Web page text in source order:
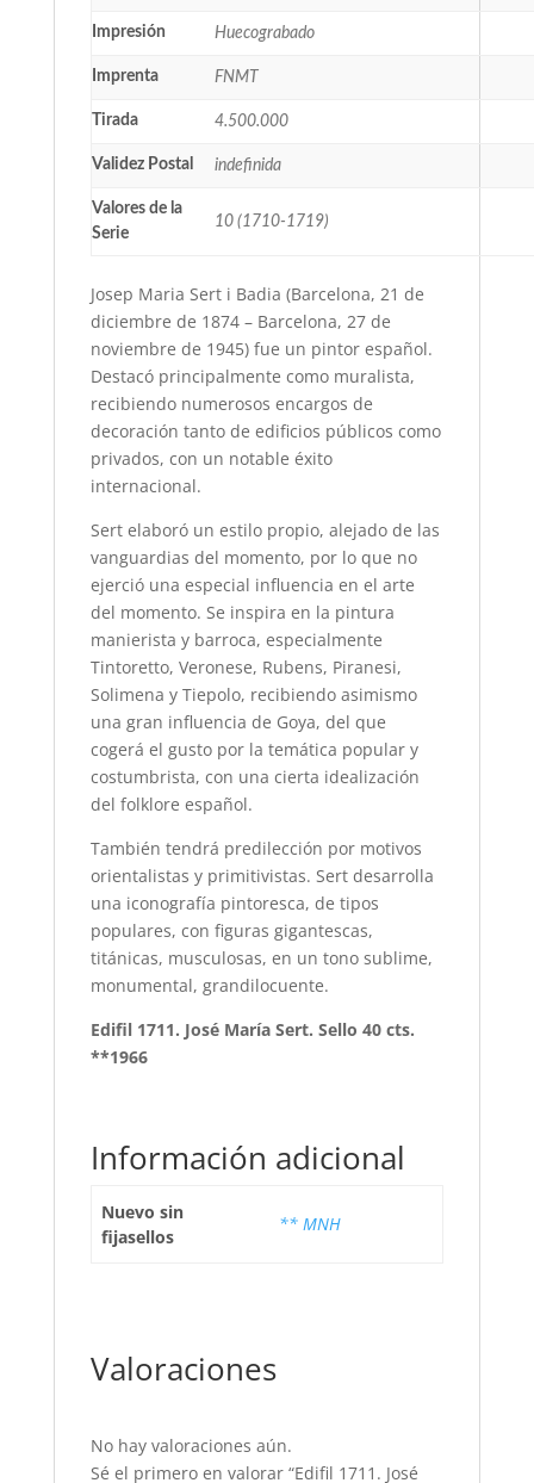
Impresión Huecograbado
Imprenta FNMT
Tirada 4.500.000
Validez Postal indefinida
Valores de la
Serie
10 (1710-1719)
Josep Maria Sert i Badia (Barcelona, 21 de
diciembre de 1874 – Barcelona, 27 de
noviembre de 1945) fue un pintor español.
Destacó principalmente como muralista,
recibiendo numerosos encargos de
decoración tanto de edificios públicos como
privados, con un notable éxito
internacional.
Sert elaboró un estilo propio, alejado de las
vanguardias del momento, por lo que no
ejerció una especial influencia en el arte
del momento. Se inspira en la pintura
manierista y barroca, especialmente
Tintoretto, Veronese, Rubens, Piranesi,
Solimena y Tiepolo, recibiendo asimismo
una gran influencia de Goya, del que
cogerá el gusto por la temática popular y
costumbrista, con una cierta idealización
del folklore español.
También tendrá predilección por motivos
orientalistas y primitivistas. Sert desarrolla
una iconografía pintoresca, de tipos
populares, con figuras gigantescas,
titánicas, musculosas, en un tono sublime,
monumental, grandilocuente.
Edifil 1711. José María Sert. Sello 40 cts.
**1966
Información adicional
Nuevo sin
fijasellos
** MNH
Valoraciones
No hay valoraciones aún.
Sé el primero en valorar “Edifil 1711. José